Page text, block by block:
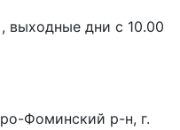
выходные дни с 10.00
Фоминский р-н, г.